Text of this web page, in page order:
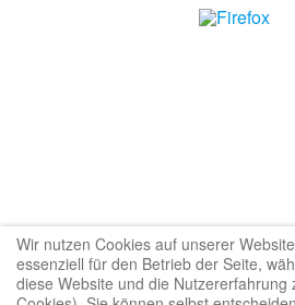
Wir nutzen Cookies auf unserer
essenziell für den Betrieb der Seite,
diese Website und die Nutzererfahrung